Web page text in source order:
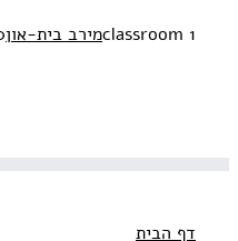
classroom 1מירב בית-און
דף הבית